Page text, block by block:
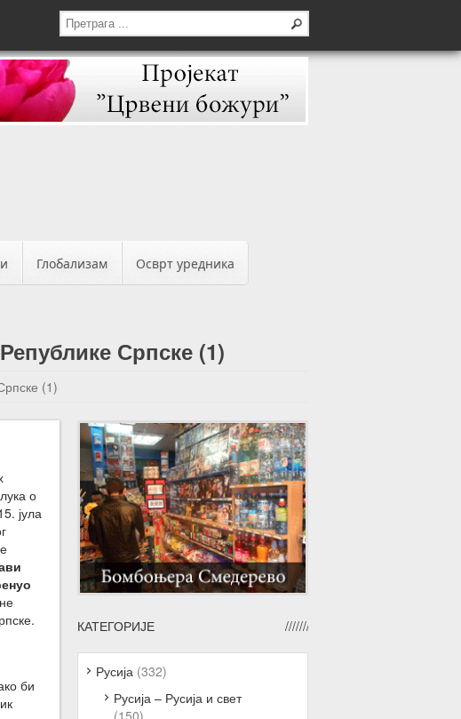
Глобализам Осврт уредника
Српске (1)
(1)
←Претходна вест
Следећа вест →
о
јула
би
КАТЕГОРИЈЕ
Русија (332)
Русија – Русија и свет
(150)